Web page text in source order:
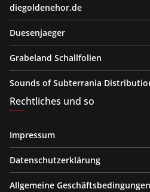
diegoldenehor.de
Duesenjaeger
Grabeland Schallfolien
Sounds of Subterrania
Rechtliches und so
Impressum
Datenschutzerklärung
Allgemeine Geschäftsbedingungen